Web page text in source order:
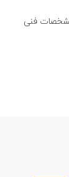
فنی